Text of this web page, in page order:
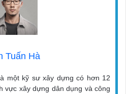
Tuấn Hà
một kỹ sư xây dựng có hơn 12
vực xây dựng dân dụng và công